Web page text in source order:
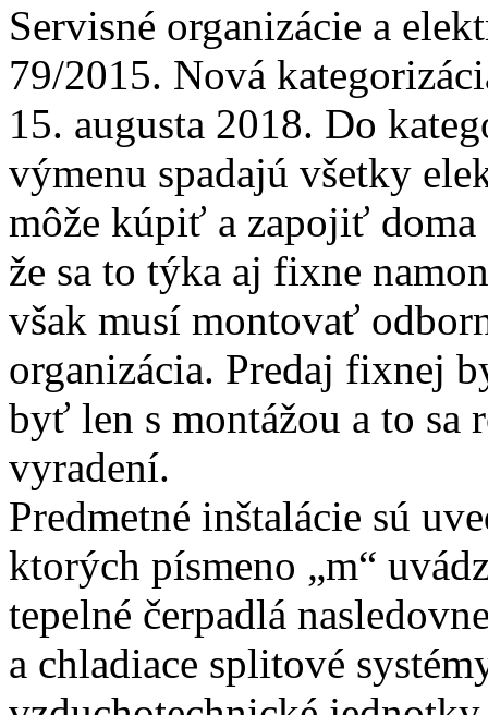
Servisné organizácie a
79/2015. Nová
15. augusta 2018. Do
výmenu spadajú všetky
môže kúpiť a zapojiť
že sa to týka aj fixne
však musí montovať
organizácia. Predaj fixnej
byť len s montážou a to sa
vyradení.
Predmetné inštalácie sú
ktorých písmeno „m“
tepelné čerpadlá
a chladiace splitové